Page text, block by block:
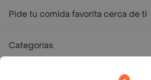
Pide tu comida favorita cerca de ti
Categorías